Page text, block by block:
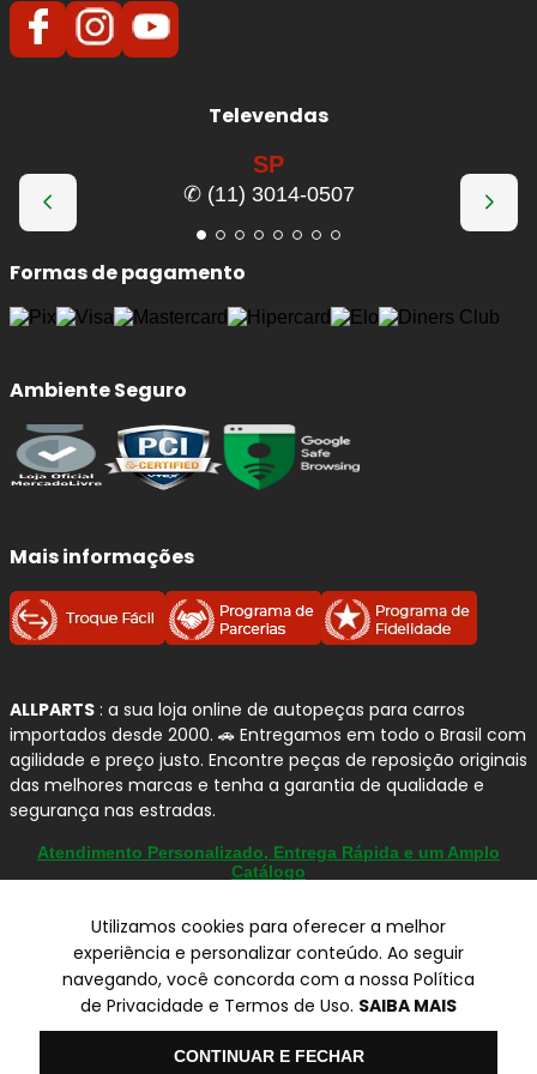
Benefícios imediatos da troca:
Frenagens mais estáveis
Eliminação de trepidações
durante a frenagem.
Melhor dissipação de calor
, reduzindo o risco
de fading (perda de eficiência).
Maior vida útil das pastilhas
desgaste irregular.
Segurança reforçada
em frenagens bruscas
Qualidade e Procedência: Discos
e Tambores de FreioFREMAX
componentes para sistema de freio
atuação tanto em
freio
. A empresa investe emtecnologia, controle de
qualidade e processos industriais avançadospara
Para quem busca uma reposição segura noJeep
Wrangler , os produtosFREMAXoferecemalto padrão
de usinagem,equilíbrio térmicoecompatibilidade
com as especificações originais, contribuindo para uma
frenagem estável, silenciosa e eficiente no uso diário.
Especialista em freios:atuação consolidada
emdiscos e tambores de freio.
Qualidade OEM:componentes com padrão
equivalente ao original de montadora.
Produção nacional:fabricação com
Televendas
SP
✆ (11) 3014-0507
Formas de pagamento
Ambiente Seguro
Mais informações
ALLPARTS : a sua loja online de autopeças para carros
importados desde 2000. 🚗 Entregamos em todo o Brasil com
agilidade e preço justo. Encontre peças de reposição originais
das melhores marcas e tenha a garantia de qualidade e
segurança nas estradas.
Atendimento Personalizado, Entrega Rápida e um Amplo
Catálogo
© Copyright 2000-2026
ALLPARTS Com. de Peças Automotivas Ltda.
CNPJ 03.724.695/0001-42 - Av. Avelino Capellato, 450 - Santa
Claudina - Vinhedo/SP - CEP 13284-480.
Utilizamos cookies para oferecer a melhor
experiência e personalizar conteúdo. Ao seguir
navegando, você concorda com a nossa Política
de Privacidade e Termos de Uso. SAIBA MAIS
CONTINUAR E FECHAR